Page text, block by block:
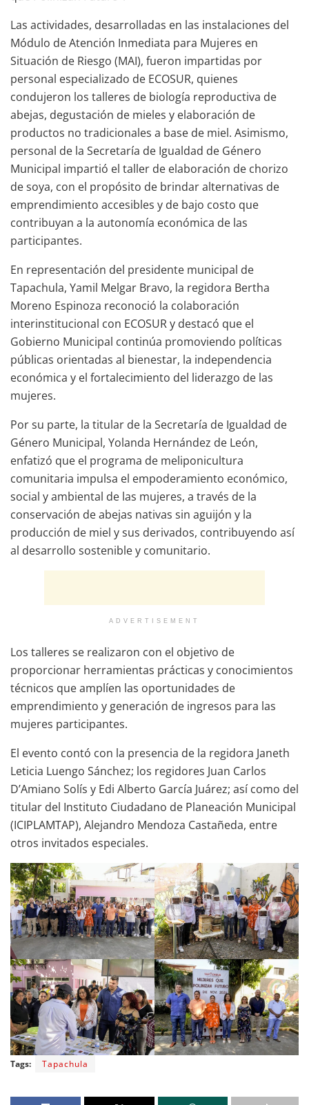
Las actividades, desarrolladas en las instalaciones del
Módulo de Atención Inmediata para Mujeres en
Situación de Riesgo (MAI), fueron impartidas por
personal especializado de ECOSUR, quienes
condujeron los talleres de biología reproductiva de
abejas, degustación de mieles y elaboración de
productos no tradicionales a base de miel. Asimismo,
personal de la Secretaría de Igualdad de Género
Municipal impartió el taller de elaboración de chorizo
de soya, con el propósito de brindar alternativas de
emprendimiento accesibles y de bajo costo que
contribuyan a la autonomía económica de las
participantes.
En representación del presidente municipal de
Tapachula, Yamil Melgar Bravo, la regidora Bertha
Moreno Espinoza reconoció la colaboración
interinstitucional con ECOSUR y destacó que el
Gobierno Municipal continúa promoviendo políticas
públicas orientadas al bienestar, la independencia
económica y el fortalecimiento del liderazgo de las
mujeres.
Por su parte, la titular de la Secretaría de Igualdad de
Género Municipal, Yolanda Hernández de León,
enfatizó que el programa de meliponicultura
comunitaria impulsa el empoderamiento económico,
social y ambiental de las mujeres, a través de la
conservación de abejas nativas sin aguijón y la
producción de miel y sus derivados, contribuyendo así
al desarrollo sostenible y comunitario.
ADVERTISEMENT
Los talleres se realizaron con el objetivo de
proporcionar herramientas prácticas y conocimientos
técnicos que amplíen las oportunidades de
emprendimiento y generación de ingresos para las
mujeres participantes.
El evento contó con la presencia de la regidora Janeth
Leticia Luengo Sánchez; los regidores Juan Carlos
D’Amiano Solís y Edi Alberto García Juárez; así como del
titular del Instituto Ciudadano de Planeación Municipal
(ICIPLAMTAP), Alejandro Mendoza Castañeda, entre
otros invitados especiales.
Tags: Tapachula